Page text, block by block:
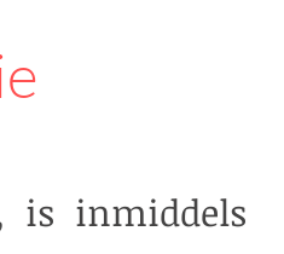
is inmiddels